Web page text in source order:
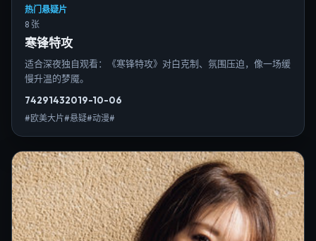
热门悬疑片
8 张
寒锋特攻
适合深夜独自观看：《寒锋特攻》对白克制、氛围压迫，像一场缓
慢升温的梦魇。
74291432019-10-06
#欧美大片#悬疑#动漫#